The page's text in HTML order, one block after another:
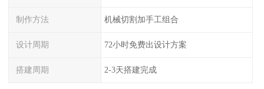
制作方法 机械切割加手工组合
设计周期 72小时免费出设计方案
搭建周期 2-3天搭建完成